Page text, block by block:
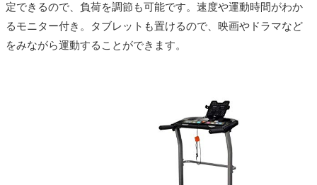
定できるので、負荷を調節も可能です。速度や運動時間がわか
るモニター付き。タブレットも置けるので、映画やドラマなど
をみながら運動することができます。